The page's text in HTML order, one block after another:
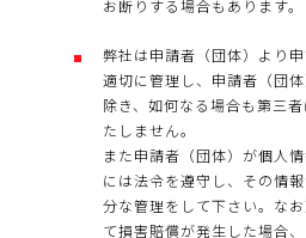
お断りする場合もあります。
弊社は申請者（団体）より
適切に管理し、申請者（団
除き、如何なる場合も第三
たしません。
また申請者（団体）が個人
には法令を遵守し、その情
分な管理をして下さい。な
て損害賠償が発生した場合